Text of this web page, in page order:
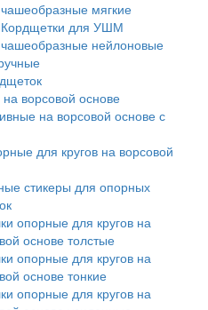
чашеобразные мягкие
Кордщетки для УШМ
чашеобразные нейлоновые
ворсовой основе
на ворсовой основе с
для кругов на ворсовой
стикеры для опорных
опорные для кругов на
основе толстые
опорные для кругов на
основе тонкие
опорные для кругов на